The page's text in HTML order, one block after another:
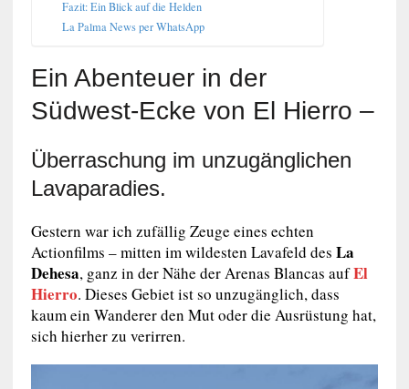
Fazit: Ein Blick auf die Helden
La Palma News per WhatsApp
Ein Abenteuer in der
Südwest-Ecke von El Hierro –
Überraschung im unzugänglichen
Lavaparadies.
Gestern war ich zufällig Zeuge eines echten
Actionfilms – mitten im wildesten Lavafeld des La
Dehesa, ganz in der Nähe der Arenas Blancas aufEl
Hierro. Dieses Gebiet ist so unzugänglich, dass
kaum ein Wanderer den Mut oder die Ausrüstung hat,
sich hierher zu verirren.